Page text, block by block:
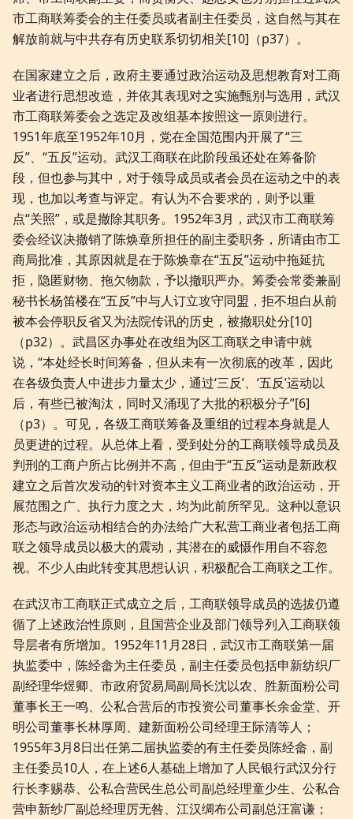
市工商联筹委会的主任委员或者副主任委员，这自然与其在
解放前就与中共存有历史联系切切相关[10]（p37）。
在国家建立之后，政府主要通过政治运动及思想教育对工商
业者进行思想改造，并依其表现对之实施甄别与选用，武汉
市工商联筹委会之选定及改组基本按照这一原则进行。
1951年底至1952年10月，党在全国范围内开展了“三
反”、“五反”运动。武汉工商联在此阶段虽还处在筹备阶
段，但也参与其中，对于领导成员或者会员在运动之中的表
现，也加以考查与评定。有认为不合要求的，则予以重
点“关照”，或是撤除其职务。1952年3月，武汉市工商联筹
委会经议决撤销了陈焕章所担任的副主委职务，所请由市工
商局批准，其原因就是在于陈焕章在“五反”运动中拖延抗
拒，隐匿财物、拖欠物款，予以撤职严办。筹委会常委兼副
秘书长杨笛楼在“五反”中与人订立攻守同盟，拒不坦白从前
被本会停职反省又为法院传讯的历史，被撤职处分[10]
（p32）。武昌区办事处在改组为区工商联之申请中就
说，“本处经长时间筹备，但从未有一次彻底的改革，因此
在各级负责人中进步力量太少，通过‘三反’、‘五反’运动以
后，有些已被淘汰，同时又涌现了大批的积极分子”[6]
（p3）。可见，各级工商联筹备及重组的过程本身就是人
员更进的过程。从总体上看，受到处分的工商联领导成员及
判刑的工商户所占比例并不高，但由于“五反”运动是新政权
建立之后首次发动的针对资本主义工商业者的政治运动，开
展范围之广、执行力度之大，均为此前所罕见。这种以意识
形态与政治运动相结合的办法给广大私营工商业者包括工商
联之领导成员以极大的震动，其潜在的威慑作用自不容忽
视。不少人由此转变其思想认识，积极配合工商联之工作。
在武汉市工商联正式成立之后，工商联领导成员的选拔仍遵
循了上述政治性原则，且国营企业及部门领导列入工商联领
导层者有所增加。1952年11月28日，武汉市工商联第一届
执监委中，陈经畲为主任委员，副主任委员包括申新纺织厂
副经理华煜卿、市政府贸易局副局长沈以农、胜新面粉公司
董事长王一鸣、公私合营后的市投资公司董事长余金堂、开
明公司董事长林厚周、建新面粉公司经理王际清等人；
1955年3月8日出任第二届执监委的有主任委员陈经畲，副
主任委员10人，在上述6人基础上增加了人民银行武汉分行
行长李赐恭、公私合营民生总公司副总经理童少生、公私合
营申新纱厂副总经理厉无咎、江汉绸布公司副总汪富谦；